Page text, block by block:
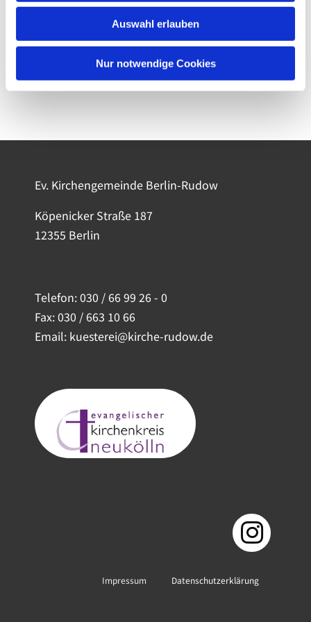
Auswahl erlauben
Nur notwendige Cookies
Ev. Kirchengemeinde Berlin-Rudow
Köpenicker Straße 187
12355 Berlin
Telefon:030 / 66 99 26 - 0
Fax: 030 / 663 10 66
Email: kuesterei@kirche-rudow.de
Impressum Datenschutzerklärung